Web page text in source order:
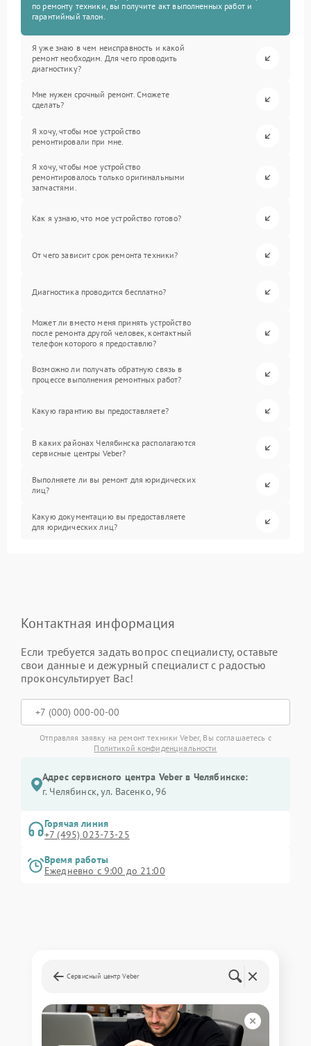
по ремонту техники, вы получите акт выполненных работ и
гарантийный талон.
Я уже знаю в чем неисправность и какой
ремонт необходим. Для чего проводить
диагностику?
Мне нужен срочный ремонт. Сможете
сделать?
Я хочу, чтобы мое устройство
ремонтировали при мне.
Я хочу, чтобы мое устройство
ремонтировалось только оригинальными
запчастями.
Как я узнаю, что мое устройство готово?
От чего зависит срок ремонта техники?
Диагностика проводится бесплатно?
Может ли вместо меня принять устройство
после ремонта другой человек, контактный
телефон которого я предоставлю?
Возможно ли получать обратную связь в
процессе выполнения ремонтных работ?
Какую гарантию вы предоставляете?
В каких районах Челябинска располагаются
сервисные центры Veber?
Выполняете ли вы ремонт для юридических
лиц?
Какую документацию вы предоставляете
для юридических лиц?
Контактная информация
Если требуется задать вопрос специалисту, оставьте
свои данные и дежурный специалист с радостью
проконсультирует Вас!
Отправляя заявку на ремонт техники Veber, Вы соглашаетесь с
Политикой конфиденциальности
Адрес сервисного центра Veber в Челябинске:
г. Челябинск, ул. Васенко, 96
Горячая линия
+7 (495) 023-73-25
Время работы
Ежедневно с 9:00 до 21:00
Сервисный центр Veber